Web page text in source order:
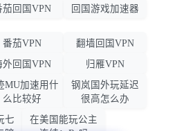
茄回国VPN 回国游戏加速器
番茄VPN
翻墙回国VPN
外回国VPN
归雁VPN
MU加速用什
么比较好
钢岚国外玩延迟
很高怎么办
七
在美国能玩公主